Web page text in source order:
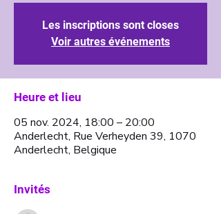
Les inscriptions sont closes
Voir autres événements
Heure et lieu
05 nov. 2024, 18:00 – 20:00
Anderlecht, Rue Verheyden 39, 1070
Anderlecht, Belgique
Invités